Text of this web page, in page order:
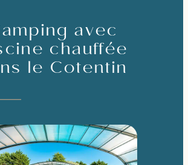
avec
chauffée
le Cotentin